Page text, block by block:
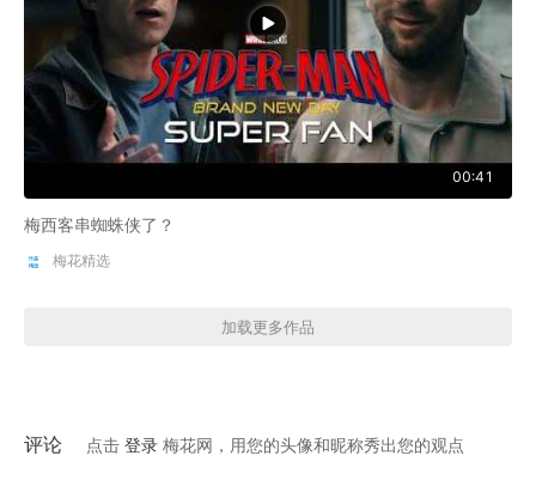
00:41
梅西客串蜘蛛侠了？
梅花精选
加载更多作品
评论 点击 登录 梅花网，用您的头像和昵称秀出您的观点